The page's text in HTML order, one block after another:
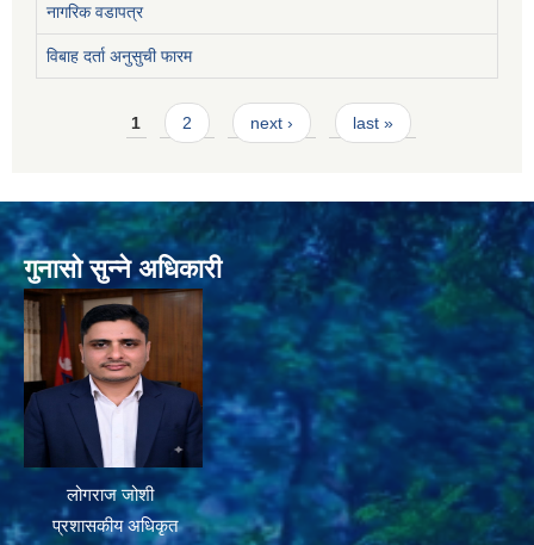
नागरिक वडापत्र
विबाह दर्ता अनुसुची फारम
Pages1 2 next › last »
गुनासो सुन्ने अधिकारी
लोगराज जोशी
प्रशासकीय अधिकृत